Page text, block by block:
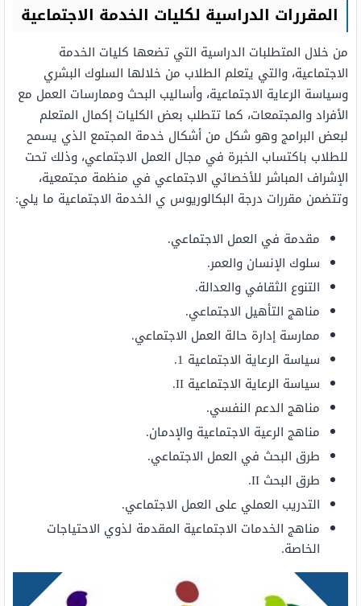
المقررات الدراسية لكليات الخدمة الاجتماعية
من خلال المتطلبات الدراسية التي تضعها كليات الخدمة
الاجتماعية، والتي يتعلم الطلاب من خلالها السلوك البشري
وسياسة الرعاية الاجتماعية، وأساليب البحث وممارسات العمل مع
الأفراد والمجتمعات، كما تتطلب بعض الكليات إكمال المتعلم
لبعض البرامج وهو شكل من أشكال خدمة المجتمع الذي يسمح
للطلاب باكتساب الخبرة في مجال العمل الاجتماعي، وذلك تحت
الإشراف المباشر للأخصائي الاجتماعي في منظمة مجتمعية،
وتتضمن مقررات درجة البكالوريوس ي الخدمة الاجتماعية ما يلي:
مقدمة في العمل الاجتماعي.
سلوك الإنسان والعمر.
التنوع الثقافي والعدالة.
مناهج التأهيل الاجتماعي.
ممارسة إدارة حالة العمل الاجتماعي.
سياسة الرعاية الاجتماعية 1.
سياسة الرعاية الاجتماعية II.
مناهج الدعم النفسي.
مناهج الرعية الاجتماعية والإدمان.
طرق البحث في العمل الاجتماعي.
طرق البحث II.
التدريب العملي على العمل الاجتماعي.
مناهج الخدمات الاجتماعية المقدمة لذوي الاحتياجات
الخاصة.